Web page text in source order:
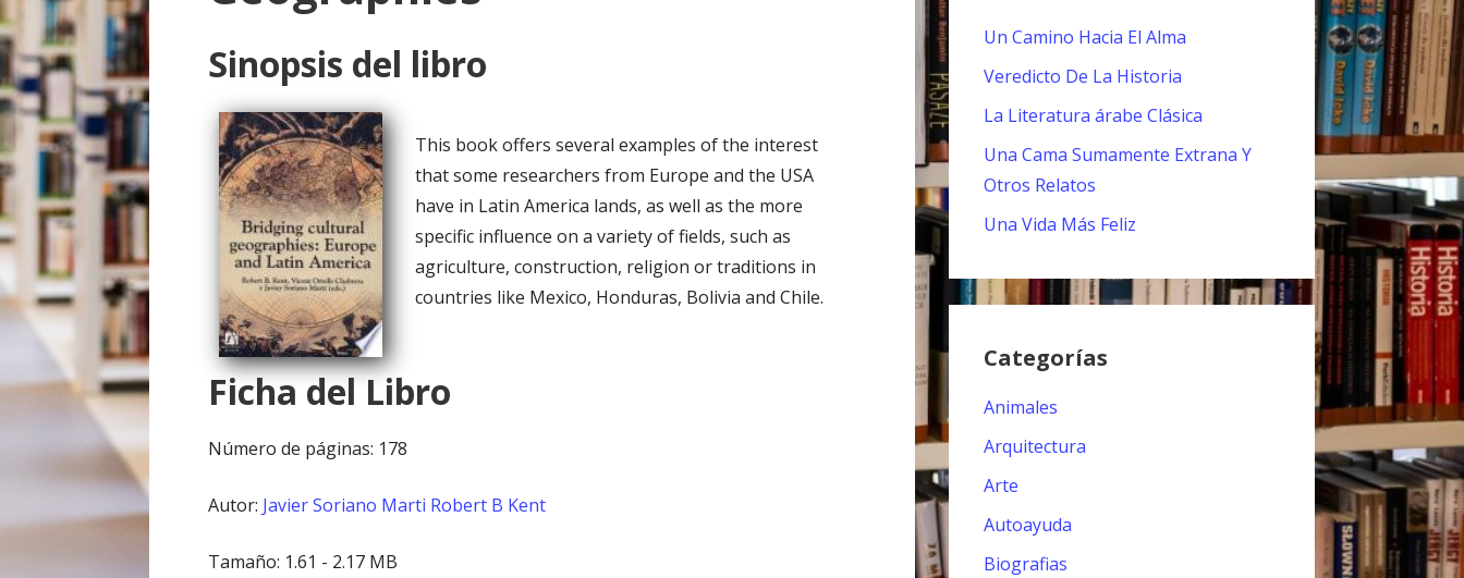
o
Sinopsis del libro
This book offers several examples of the interest
that some researchers from Europe and the USA
have in Latin America lands, as well as the more
specific influence on a variety of fields, such as
agriculture, construction, religion or traditions in
countries like Mexico, Honduras, Bolivia and Chile.
Ficha del Libro
Número de páginas: 178
Autor: Javier Soriano Marti Robert B Kent
Tamaño: 1.61 - 2.17 MB
Un Camino Hacia El Alma
Veredicto De La Historia
La Literatura árabe Clásica
Una Cama Sumamente Extrana Y
Otros Relatos
Una Vida Más Feliz
Categorías
Animales
Arquitectura
Arte
Autoayuda
Biografias